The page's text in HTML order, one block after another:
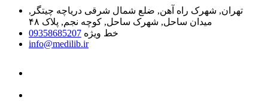
تهران, شهرک راه آهن, ضلع شمال شرقی دریاچه چیتگر,
میدان ساحل, شهرک ساحل, کوچه نجم, پلاک ۴۸
خط ویژه 09358685207
info@medilib.ir